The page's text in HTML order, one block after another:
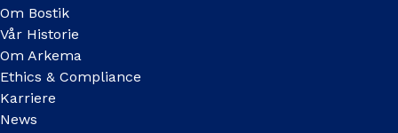
Om Bostik
Vår Historie
Om Arkema
Ethics & Compliance
Karriere
News